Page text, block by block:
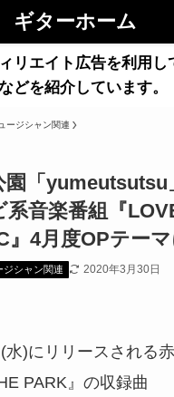
ギターホーム
リエイト広告を利用し
どを紹介しています。
ージシャン関連
園「yumeutsutsu
系音楽番組『
』4月度OPテー
ジシャン関連 2020年3月30日
水)にリリースされる
PARK』の収録曲